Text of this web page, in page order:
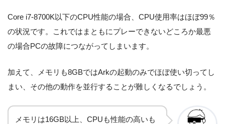
Core i7-8700K以下のCPU性能の場合、CPU使用率はほぼ99％
の状況です。これではまともにプレーできないどころか最悪
の場合PCの故障につながってしまいます。
加えて、メモリも8GBではArkの起動のみでほぼ使い切ってし
まい、その他の動作を並行することが難しくなるでしょう。
メモリは16GB以上、CPUも性能の高いも